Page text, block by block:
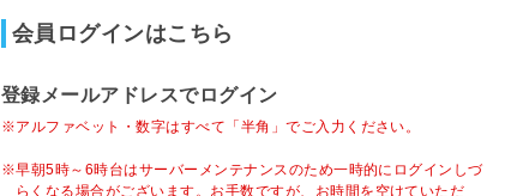
会員ログインはこちら
登録メールアドレスでログイン
※アルファベット・数字はすべて「半角」でご入力ください。
※早朝5時～6時台はサーバーメンテナンスのため一時的にログインしづ
らくなる場合がございます。お手数ですが、お時間を空けていただ